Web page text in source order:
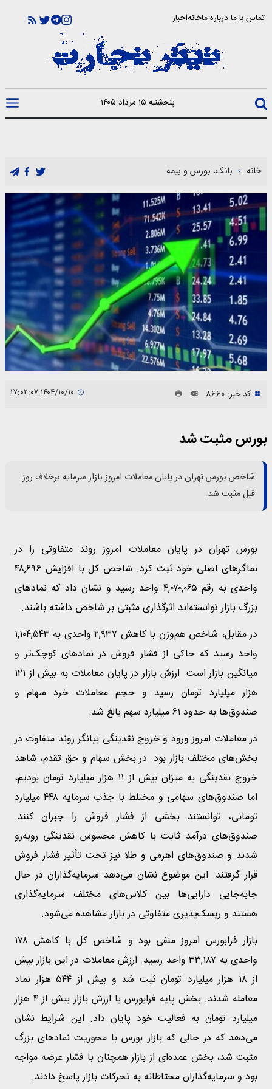
تماس با مادرباره ماخانهاخبار
پنجشنبه ۱۵ مرداد ۱۴۰۵
خانه بانک، بورس و بیمه
کد خبر: 8660
بورس مثبت شد
شاخص بورس تهران در پایان معاملات امروز بازار سرمایه برخلاف روز
قبل مثبت شد.
بورس تهران در پایان معاملات امروز روند متفاوتی را در
نماگرهای اصلی خود ثبت کرد. شاخص کل با افزایش ۴۸,۶۹۶
واحدی به رقم ۴,۰۷۰,۰۶۵ واحد رسید و نشان داد که نمادهای
بزرگ بازار توانسته‌اند اثرگذاری مثبتی بر شاخص داشته باشند.
در مقابل، شاخص هم‌وزن با کاهش ۲,۹۳۷ واحدی به ۱,۱۰۴,۵۴۳
واحد رسید که حاکی از فشار فروش در نمادهای کوچک‌تر و
میانگین بازار است. ارزش بازار در پایان معاملات به بیش از ۱۲۱
هزار میلیارد تومان رسید و حجم معاملات خرد سهام و
صندوق‌ها به حدود ۶۱ میلیارد سهم بالغ شد.
در معاملات امروز ورود و خروج نقدینگی بیانگر روند متفاوت در
بخش‌های مختلف بازار بود. در بخش سهام و حق تقدم، شاهد
خروج نقدینگی به میزان بیش از ۱۱ هزار میلیارد تومان بودیم،
اما صندوق‌های سهامی و مختلط با جذب سرمایه ۴۴۸ میلیارد
تومانی، توانستند بخشی از فشار فروش را جبران کنند.
صندوق‌های درآمد ثابت با کاهش محسوس نقدینگی روبه‌رو
شدند و صندوق‌های اهرمی و طلا نیز تحت تأثیر فشار فروش
قرار گرفتند. این موضوع نشان می‌دهد سرمایه‌گذاران در حال
جابه‌جایی دارایی‌ها بین کلاس‌های مختلف سرمایه‌گذاری
هستند و ریسک‌پذیری متفاوتی در بازار مشاهده می‌شود.
بازار فرابورس امروز منفی بود و شاخص کل با کاهش ۱۷۸
واحدی به ۳۳,۱۸۷ واحد رسید. ارزش معاملات در این بازار بیش
از ۱۸ هزار میلیارد تومان ثبت شد و بیش از ۵۴۴ هزار نماد
معامله شدند. بخش پایه فرابورس با ارزش بازار بیش از ۴ هزار
میلیارد تومان به فعالیت خود پایان داد. این شرایط نشان
می‌دهد که در حالی که بازار بورس با محوریت نمادهای بزرگ
مثبت شد، بخش عمده‌ای از بازار همچنان با فشار عرضه مواجه
بود و سرمایه‌گذاران محتاطانه به تحرکات بازار پاسخ دادند.